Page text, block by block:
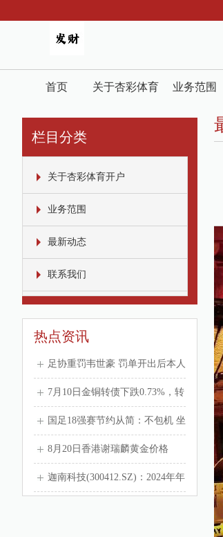
首页 关于杏彩体育
开户
业务范围
栏目分类
关于杏彩体育开户
业务范围
最新动态
联系我们
热点资讯
足协重罚韦世豪 罚单开出后本人
微博质疑双标
7月10日金铜转债下跌0.73%，转
股溢价率28.75%
国足18强赛节约从简：不包机 坐
经济舱 单住补差价
8月20日香港谢瑞麟黄金价格
27560港币/两
迦南科技(300412.SZ)：2024年年